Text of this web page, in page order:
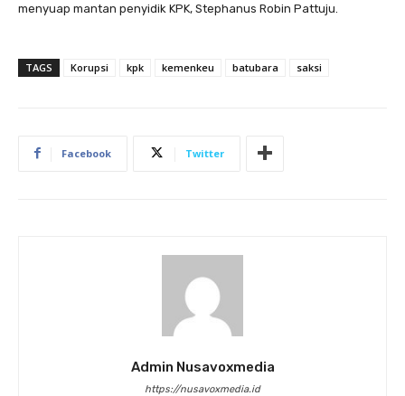
menyuap mantan penyidik KPK, Stephanus Robin Pattuju.
TAGS Korupsi kpk kemenkeu batubara saksi
Facebook Twitter
Admin Nusavoxmedia
https://nusavoxmedia.id